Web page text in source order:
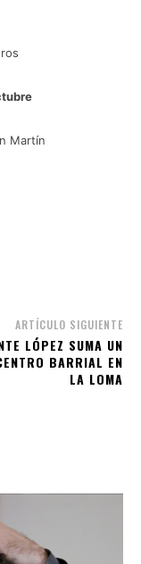
Martín
ARTÍCULO SIGUIENTE
LÓPEZ SUMA UN
BARRIAL EN
LA LOMA